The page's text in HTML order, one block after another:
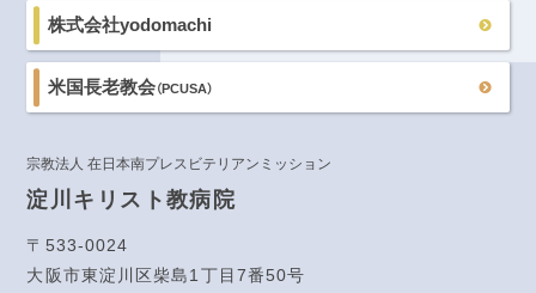
株式会社yodomachi
米国長老教会（PCUSA）
宗教法人 在日本南プレスビテリアンミッション
淀川キリスト教病院
〒533-0024
大阪市東淀川区柴島1丁目7番50号